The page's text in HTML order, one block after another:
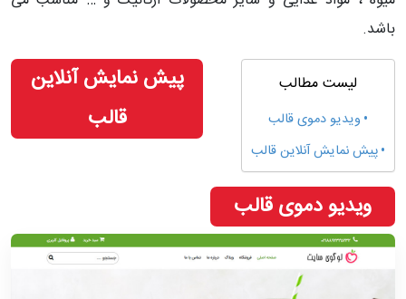
باشد.
لیست مطالب
ویدیو دموی قالب
پیش نمایش آنلاین قالب
ویدیو دموی قالب
پیش نمایش آنلاین
قالب